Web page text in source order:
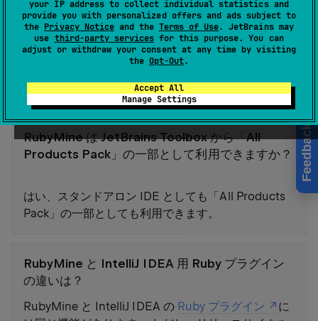
your IP address to collect individual statistics and
provide you with personalized offers and ads subject to
the Privacy Noticeand the Terms of Use. JetBrains may
use third-party servicesfor this purpose. You can
adjust or withdraw your consent at any time by visiting
the Opt-Out.
Accept All
Manage Settings
Feedback
RubyMine ライセンスを無料または割引価格で取得
したい場合は、次のページのオファーを確認してく
ださい:Toolbox サブスクリプション - 特別オファー
。 ご不明な点がございましたら、
までお問い合わせください。
RubyMine は JetBrains Toolbox から「All
Products Pack」の一部として利用できますか？
はい、スタンドアロン IDE としても「All Products
Pack」の一部としても利用できます。
RubyMine と IntelliJ IDEA 用 Ruby プラグイン
の違いは？
RubyMine と IntelliJ IDEA の Ruby プラグイン
に